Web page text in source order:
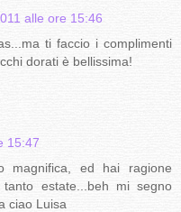
alle ore 15:46
ti faccio i complimenti
dorati è bellissima!
15:47
magnifica, ed hai ragione
estate...beh mi segno
ciao Luisa